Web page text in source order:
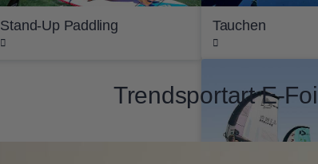
Stand-Up Paddling Tauchen
Trendsportart E-